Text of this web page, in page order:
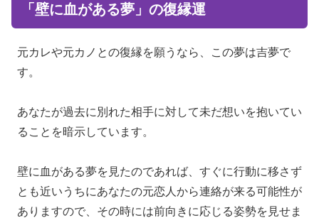
「壁に血がある夢」の復縁運
元カレや元カノとの復縁を願うなら、この夢は吉夢で
す。
あなたが過去に別れた相手に対して未だ想いを抱いてい
ることを暗示しています。
壁に血がある夢を見たのであれば、すぐに行動に移さず
とも近いうちにあなたの元恋人から連絡が来る可能性が
ありますので、その時には前向きに応じる姿勢を見せま